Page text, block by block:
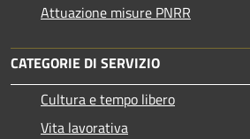
Attuazione misure PNRR
CATEGORIE DI SERVIZIO
Cultura e tempo libero
Vita lavorativa